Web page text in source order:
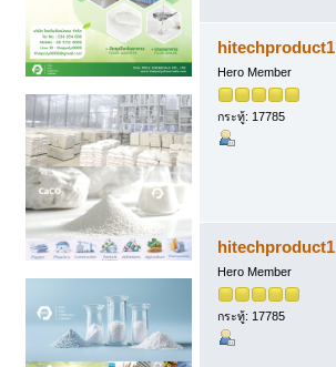
hitechproduct1
Hero Member
กระทู้: 17785
hitechproduct1
Hero Member
กระทู้: 17785